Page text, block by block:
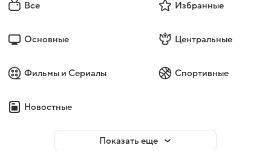
Все Избранные
Основные Центральные
Фильмы и Сериалы Спортивные
Новостные
Показать еще